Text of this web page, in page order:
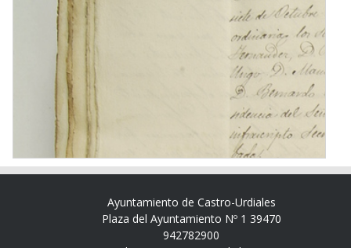
Ayuntamiento de Castro-Urdiales
Plaza del Ayuntamiento Nº 1 39470
942782900